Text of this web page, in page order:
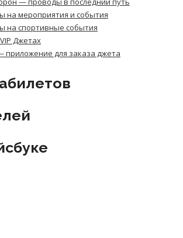
на мероприятия и события
на спортивные события
Джетах
приложение для заказа джета